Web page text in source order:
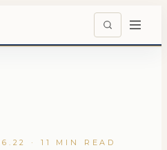
· 11 MIN READ